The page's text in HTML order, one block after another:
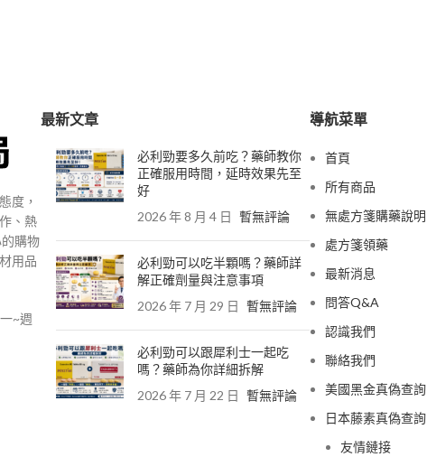
度，
、熱
購物
用品
~週
最新文章
必利勁要多久前吃？藥師教你
正確服用時間，延時效果先至
好
2026 年 8 月 4 日 暫無評論
必利勁可以吃半顆嗎？藥師詳
解正確劑量與注意事項
2026 年 7 月 29 日 暫無評論
必利勁可以跟犀利士一起吃
嗎？藥師為你詳細拆解
2026 年 7 月 22 日 暫無評論
導航菜單
首頁
所有商品
無處方箋購藥說明
處方箋領藥
最新消息
問答Q&A
認識我們
聯絡我們
美國黑金真偽查詢
日本藤素真偽查詢
友情鏈接